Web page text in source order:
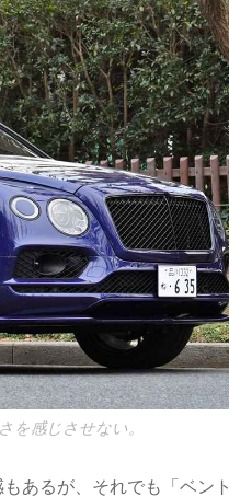
を感じさせない。
あるが、それでも「ベント